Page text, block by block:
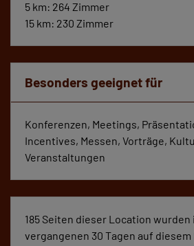
5 km: 264 Zimmer
15 km: 230 Zimmer
Besonders geeignet für
Konferenzen, Meetings,
Incentives, Messen, Vorträge,
Veranstaltungen
185 Seiten dieser Location wurden
vergangenen 30 Tagen auf diesem